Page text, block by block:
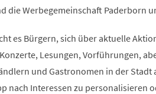
die Werbegemeinschaft Paderborn
es Bürgern, sich über aktuelle
Lesungen, Vorführungen,
und Gastronomen in der Stadt
nach Interessen zu personalisieren